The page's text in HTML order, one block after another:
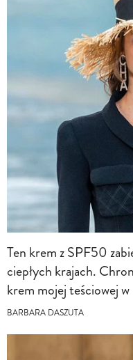
Ten krem z SPF50
ciepłych krajach.
krem mojej teściowej
BARBARA DASZUTA